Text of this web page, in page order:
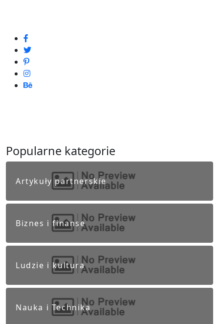
Popularne kategorie
Artykuły partnerskie
Biznes i finanse
Ludzie i kultura
Nauka i Technika